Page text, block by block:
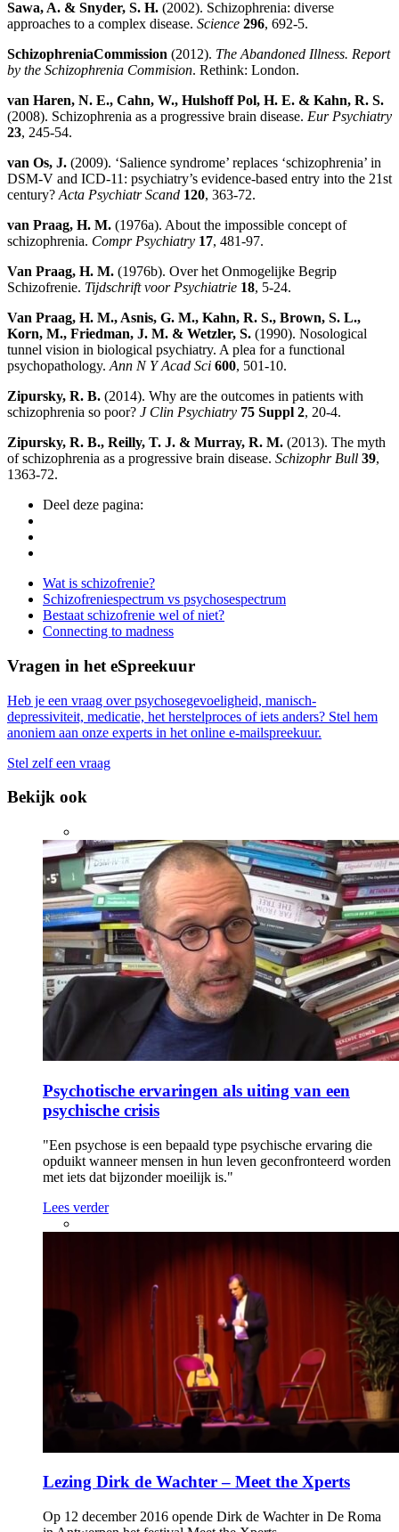
Sawa, A. & Snyder, S. H. (2002). Schizophrenia: diverse
approaches to a complex disease. Science 296, 692-5.
SchizophreniaCommission (2012). The Abandoned Illness. Report
by the Schizophrenia Commision. Rethink: London.
van Haren, N. E., Cahn, W., Hulshoff Pol, H. E. & Kahn, R. S.
(2008). Schizophrenia as a progressive brain disease. Eur Psychiatry
23, 245-54.
van Os, J. (2009). ‘Salience syndrome’ replaces ‘schizophrenia’ in
DSM-V and ICD-11: psychiatry’s evidence-based entry into the 21st
century? Acta Psychiatr Scand 120, 363-72.
van Praag, H. M. (1976a). About the impossible concept of
schizophrenia. Compr Psychiatry 17, 481-97.
Van Praag, H. M. (1976b). Over het Onmogelijke Begrip
Schizofrenie. Tijdschrift voor Psychiatrie 18, 5-24.
Van Praag, H. M., Asnis, G. M., Kahn, R. S., Brown, S. L.,
Korn, M., Friedman, J. M. & Wetzler, S. (1990). Nosological
tunnel vision in biological psychiatry. A plea for a functional
psychopathology. Ann N Y Acad Sci 600, 501-10.
Zipursky, R. B. (2014). Why are the outcomes in patients with
schizophrenia so poor? J Clin Psychiatry 75 Suppl 2, 20-4.
Zipursky, R. B., Reilly, T. J. & Murray, R. M. (2013). The myth
of schizophrenia as a progressive brain disease. Schizophr Bull 39,
1363-72.
Deel deze pagina:
Side
Navigation
Wat is schizofrenie?
Schizofreniespectrum vs psychosespectrum
Bestaat schizofrenie wel of niet?
Connecting to madness
Vragen in het eSpreekuur
Heb je een vraag over psychosegevoeligheid, manisch-
depressiviteit, medicatie, het herstelproces of iets anders? Stel hem
anoniem aan onze experts in het online e-mailspreekuur.
Stel zelf een vraag
Bekijk ook
Psychotische ervaringen als uiting van een
psychische crisis
"Een psychose is een bepaald type psychische ervaring die
opduikt wanneer mensen in hun leven geconfronteerd worden
met iets dat bijzonder moeilijk is."
Lees verder
Lezing Dirk de Wachter – Meet the Xperts
Op 12 december 2016 opende Dirk de Wachter in De Roma